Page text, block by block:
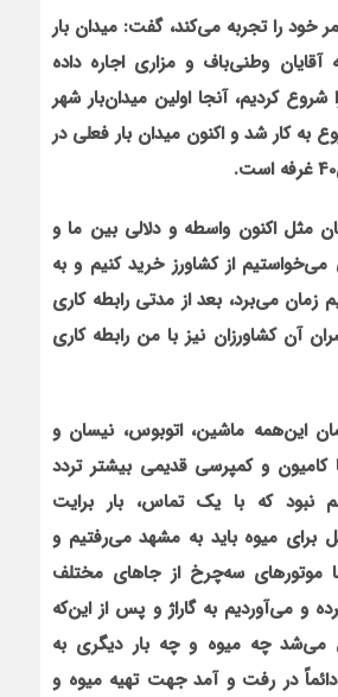
عمر خود را تجربه می‌کند، گفت: میدان بار
به آقایان وطنی‌باف و مزاری اجاره داده
شروع کردیم، آنجا اولین میدان‌بار شهر
غرفه شروع به کار شد و اکنون میدان بار فعلی در
مثل اکنون واسطه و دلالی بین ما و
می‌خواستیم از کشاورز خرید کنیم و به
زمان می‌برد، بعد از مدتی رابطه کاری
آن کشاورزان نیز با من رابطه کاری
این‌همه ماشین، اتوبوس، نیسان و
کامیون و کمپرسی قدیمی بیشتر تردد
نبود که با یک تماس، بار برایت
برای میوه باید به مشهد می‌رفتیم و
موتورهای سه‌چرخ از جاهای مختلف
و می‌آوردیم به گاراژ و پس‌ از این‌که
می‌شد چه میوه و چه بار دیگری به
در رفت و آمد جهت تهیه میوه و